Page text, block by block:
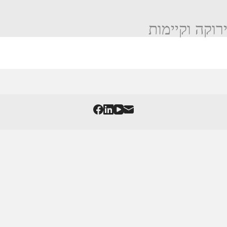
וקיימות